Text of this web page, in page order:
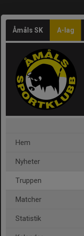
Åmåls SK A-lag
Hem
Nyheter
Truppen
Matcher
Statistik